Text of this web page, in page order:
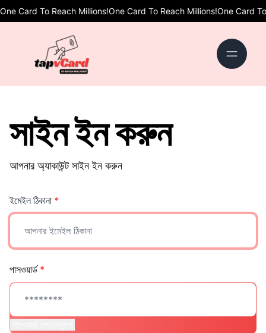
Card To Reach Millions!One Card To Reach Millions!One Card To
সাইন ইন করুন
আপনার অ্যাকাউন্ট সাইন ইন করুন
ইমেইল ঠিকানা *
পাসওয়ার্ড *